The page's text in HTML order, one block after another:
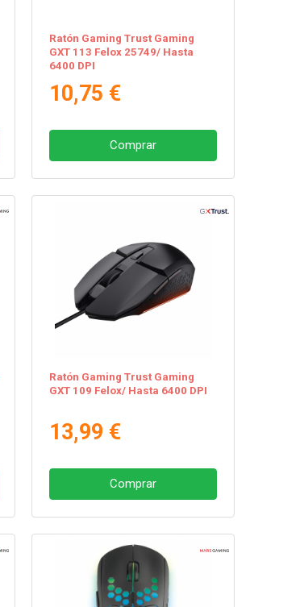
Ratón Gaming Trust Gaming
GXT 113 Felox 25749/ Hasta
6400 DPI
10,75 €
Comprar
Ratón Gaming Trust Gaming
GXT 109 Felox/ Hasta 6400 DPI
13,99 €
Comprar